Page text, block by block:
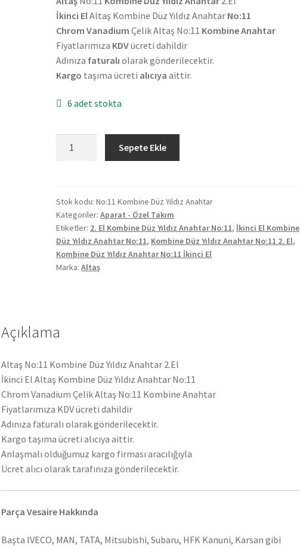
₺170,00.fiyat:
₺140,00.
İkinci ElAltaş Kombine Düz Yıldız Anahtar No:11
Chrom Vanadium Çelik Altaş No:11 Kombine Anahtar
Fiyatlarımıza KDVücreti dahildir
Adınıza faturalı olarak gönderilecektir.
Kargo taşıma ücreti alıcıya aittir.
6 adet stokta
Yıldız
Anahtar
2.El
adet
Sepete Ekle
Stok kodu:No:11 Kombine Düz Yıldız Anahtar
Kategoriler:Aparat - Özel Takım
Etiketler: 2. El Kombine Düz Yıldız Anahtar No:11, İkinci El Kombine
Düz Yıldız Anahtar No:11, Kombine Düz Yıldız Anahtar No:11 2. El,
Kombine Düz Yıldız Anahtar No:11 İkinci El
Marka:Altaş
Açıklama
Altaş No:11 Kombine Düz Yıldız Anahtar 2.El
İkinci El Altaş Kombine Düz Yıldız Anahtar No:11
Chrom Vanadium Çelik Altaş No:11 Kombine Anahtar
Fiyatlarımıza KDV ücreti dahildir
Adınıza faturalı olarak gönderilecektir.
Kargo taşıma ücreti alıcıya aittir.
Anlaşmalı olduğumuz kargo firması aracılığıyla
Ücret alıcı olarak tarafınıza gönderilecektir.
Parça Vesaire Hakkında
Başta IVECO, MAN, TATA, Mitsubishi, Subaru, HFK Kanuni, Karsan gibi